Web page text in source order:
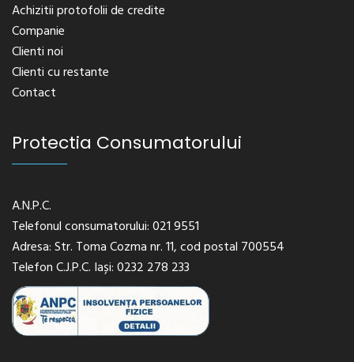
Achizitii protofolii de credite
Companie
Clienti noi
Clienti cu restante
Contact
Protectia Consumatorului
A.N.P.C.
Telefonul consumatorului: 021 9551
Adresa: Str. Toma Cozma nr. 11, cod postal 700554
Telefon C.J.P.C. Iași: 0232 278 233